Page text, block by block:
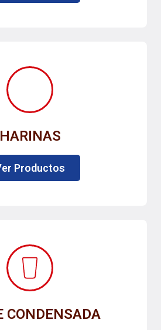
HARINAS
Productos
CONDENSADA